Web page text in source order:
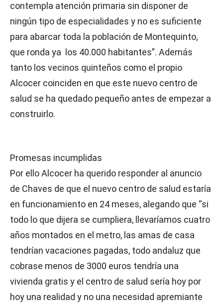
contempla atención primaria sin disponer de
ningún tipo de especialidades y no es suficiente
para abarcar toda la población de Montequinto,
que ronda ya los 40.000 habitantes”. Además
tanto los vecinos quinteños como el propio
Alcocer coinciden en que este nuevo centro de
salud se ha quedado pequeño antes de empezar a
construirlo.
Promesas incumplidas
Por ello Alcocer ha querido responder al anuncio
de Chaves de que el nuevo centro de salud estaría
en funcionamiento en 24 meses, alegando que “si
todo lo que dijera se cumpliera, llevaríamos cuatro
años montados en el metro, las amas de casa
tendrían vacaciones pagadas, todo andaluz que
cobrase menos de 3000 euros tendría una
vivienda gratis y el centro de salud sería hoy por
hoy una realidad y no una necesidad apremiante